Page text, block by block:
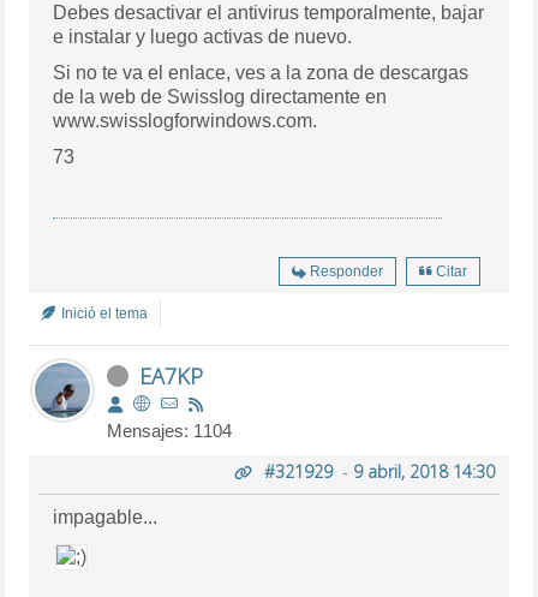
Debes desactivar el antivirus temporalmente, bajar
e instalar y luego activas de nuevo.
Si no te va el enlace, ves a la zona de descargas
de la web de Swisslog directamente en
www.swisslogforwindows.com.
73
Responder Citar
Inició el tema
EA7KP
Mensajes: 1104
#321929- 9 abril, 2018 14:30
impagable...